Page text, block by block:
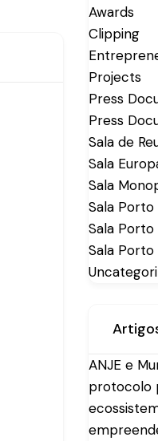
Awards
Clipping
Projects
Press
Press
Sala de
Sala
Sala
Sala Porto
Sala Porto
Sala Porto
ANJE e
protocolo